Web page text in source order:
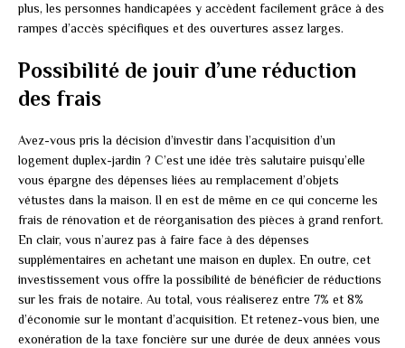
plus, les personnes handicapées y accèdent facilement grâce à des
rampes d’accès spécifiques et des ouvertures assez larges.
Possibilité de jouir d’une réduction
des frais
Avez-vous pris la décision d’investir dans l’acquisition d’un
logement duplex-jardin ? C’est une idée très salutaire puisqu’elle
vous épargne des dépenses liées au remplacement d’objets
vétustes dans la maison. Il en est de même en ce qui concerne les
frais de rénovation et de réorganisation des pièces à grand renfort.
En clair, vous n’aurez pas à faire face à des dépenses
supplémentaires en achetant une maison en duplex. En outre, cet
investissement vous offre la possibilité de bénéficier de réductions
sur les frais de notaire. Au total, vous réaliserez entre 7% et 8%
d’économie sur le montant d’acquisition. Et retenez-vous bien, une
exonération de la taxe foncière sur une durée de deux années vous